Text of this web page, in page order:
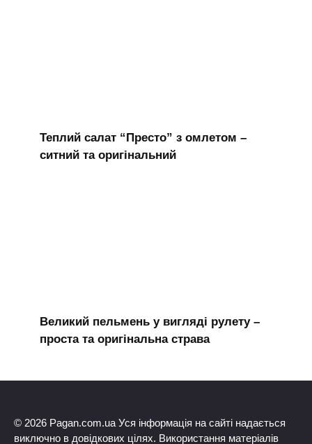
Теплий салат “Престо” з омлетом –
ситний та оригінальний
Великий пельмень у вигляді рулету –
проста та оригінальна страва
© 2026 Pagan.com.ua Уся інформація на сайті надається
виключно в довідкових цілях. Використання матеріалів